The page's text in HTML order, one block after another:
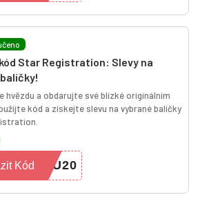
Star Registration: Slevy na
hvězdu a obdarujte své blízké originálním
kód a získejte slevu na vybrané balíčky
SU20
Kód